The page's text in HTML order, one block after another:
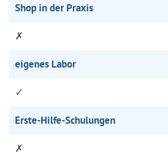
Shop in der Praxis
✗
eigenes Labor
✓
Erste-Hilfe-Schulungen
✗